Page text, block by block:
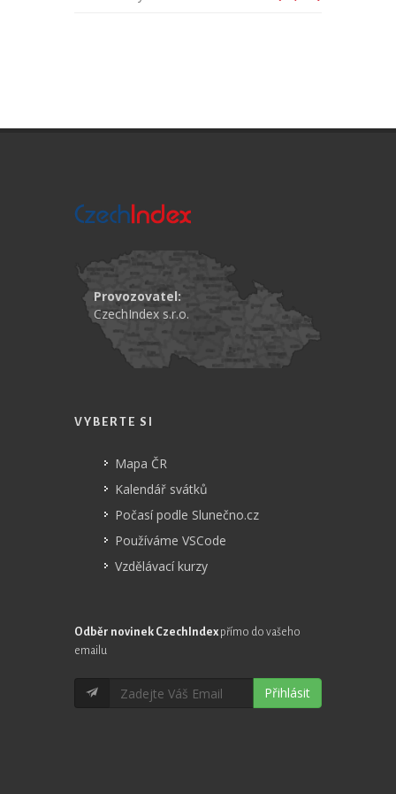
Provozovatel:
CzechIndex s.r.o.
VYBERTE SI
Mapa ČR
Kalendář svátků
Počasí podle Slunečno.cz
Používáme VSCode
Vzdělávací kurzy
Odběr novinek CzechIndex přímo do vašeho
emailu
Přihlásit